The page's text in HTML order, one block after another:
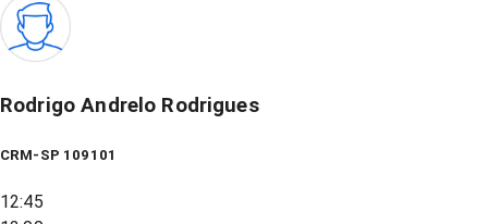
Rodrigo Andrelo Rodrigues
CRM-SP 109101
12:45